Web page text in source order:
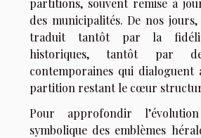
des municipalités. De nos
traduit tantôt par la
historiques, tantôt par
contemporaines qui dialoguent
partition restant le cœur
Pour approfondir
symbolique des emblèmes